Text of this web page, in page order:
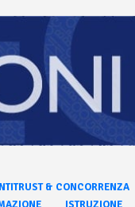
& CONCORRENZA